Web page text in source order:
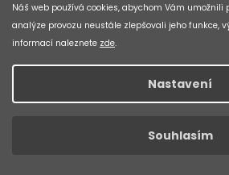
Náš web používá cookies, abychom Vám umožnili
analýze provozu neustále zlepšovali jeho funkce,
informací naleznete zde.
Nastavení
Souhlasím
419 Kč
Dezén s jemným vzorem pro odvod
valivým odporem Reflexní linka pro zvý